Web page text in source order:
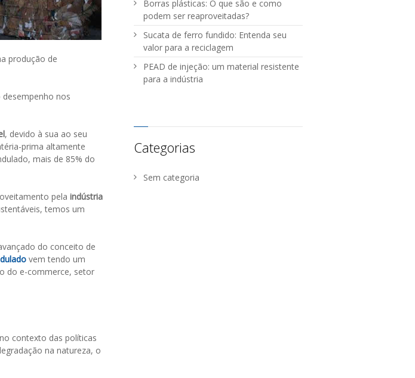
produção de
nos
, devido à sua ao seu
prima altamente
mais de 85% do
pela indústria
temos um
do conceito de
vem tendo um
do e-commerce, setor
contexto das políticas
na natureza, o
Borras plásticas: O que são e como
podem ser reaproveitadas?
Sucata de ferro fundido: Entenda seu
valor para a reciclagem
PEAD de injeção: um material resistente
para a indústria
Categorias
Sem categoria